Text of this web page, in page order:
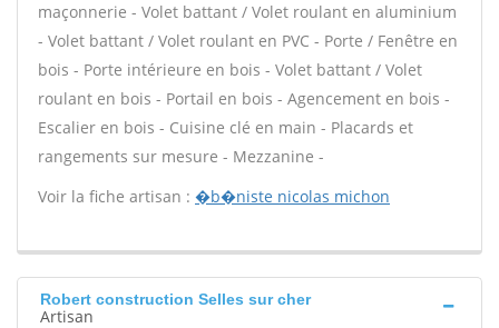
maçonnerie - Volet battant / Volet roulant en aluminium
- Volet battant / Volet roulant en PVC - Porte / Fenêtre en
bois - Porte intérieure en bois - Volet battant / Volet
roulant en bois - Portail en bois - Agencement en bois -
Escalier en bois - Cuisine clé en main - Placards et
rangements sur mesure - Mezzanine -
Voir la fiche artisan : �b�niste nicolas michon
Robert construction Selles sur cher
Artisan